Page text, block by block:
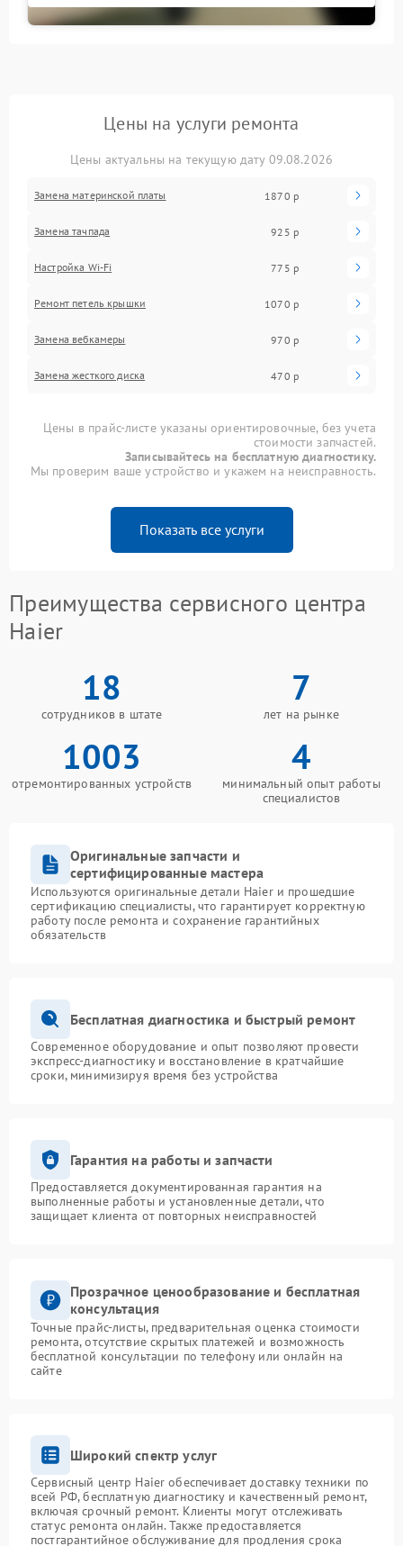
Цены на услуги ремонта
Цены актуальны на текущую дату 09.08.2026
Замена материнской платы 1870 р
Замена тачпада 925 р
Настройка Wi-Fi 775 р
Ремонт петель крышки 1070 р
Замена вебкамеры 970 р
Замена жесткого диска 470 р
Цены в прайс-листе указаны ориентировочные, без учета
стоимости запчастей.
Записывайтесь на бесплатную диагностику.
Мы проверим ваше устройство и укажем на неисправность.
Показать все услуги
Преимущества сервисного центра
Haier
18
сотрудников в штате
7
лет на рынке
1003
отремонтированных устройств
4
минимальный опыт работы
специалистов
Оригинальные запчасти и
сертифицированные мастера
Используются оригинальные детали Haier и прошедшие
сертификацию специалисты, что гарантирует корректную
работу после ремонта и сохранение гарантийных
обязательств
Бесплатная диагностика и быстрый ремонт
Современное оборудование и опыт позволяют провести
экспресс-диагностику и восстановление в кратчайшие
сроки, минимизируя время без устройства
Гарантия на работы и запчасти
Предоставляется документированная гарантия на
выполненные работы и установленные детали, что
защищает клиента от повторных неисправностей
Прозрачное ценообразование и бесплатная
консультация
Точные прайс-листы, предварительная оценка стоимости
ремонта, отсутствие скрытых платежей и возможность
бесплатной консультации по телефону или онлайн на
сайте
Широкий спектр услуг
Сервисный центр Haier обеспечивает доставку техники по
всей РФ, бесплатную диагностику и качественный ремонт,
включая срочный ремонт. Клиенты могут отслеживать
статус ремонта онлайн. Также предоставляется
постгарантийное обслуживание для продления срока